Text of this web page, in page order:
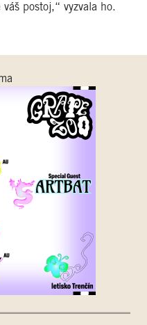
postoj,“ vyzvala ho.